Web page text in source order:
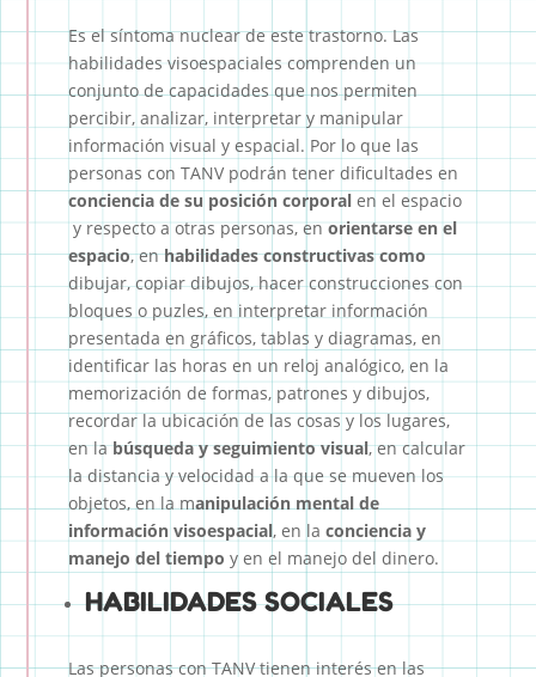
Es el síntoma nuclear de este trastorno. Las
habilidades visoespaciales comprenden un
conjunto de capacidades que nos permiten
percibir, analizar, interpretar y manipular
información visual y espacial. Por lo que las
personas con TANV podrán tener dificultades en
conciencia de su posición corporalen el espacio
y respecto a otras personas, en orientarse en el
espacio, enhabilidades constructivas como
dibujar, copiar dibujos, hacer construcciones con
bloques o puzles, en interpretar información
presentada en gráficos, tablas y diagramas, en
identificar las horas en un reloj analógico, en la
memorización de formas, patrones y dibujos,
recordar la ubicación de las cosas y los lugares,
en labúsqueda y seguimiento visual, en calcular
la distancia y velocidad a la que se mueven los
objetos, en la manipulación mental de
información visoespacial, en la conciencia y
manejo del tiempo y en el manejo del dinero.
HABILIDADES SOCIALES
Las personas con TANV tienen interés en las